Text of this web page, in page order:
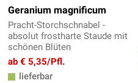
Geranium magnificum
Pracht-Storchschnabel -
absolut frostharte Staude mit
schönen Blüten
ab € 5,35/Pfl.
lieferbar